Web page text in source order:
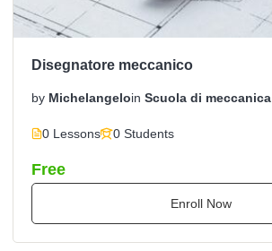
Disegnatore meccanico
by Michelangeloin Scuola di meccanica
0 Lessons 0 Students
Free
Enroll Now